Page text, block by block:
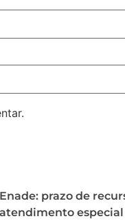
Enade: prazo de
atendimento